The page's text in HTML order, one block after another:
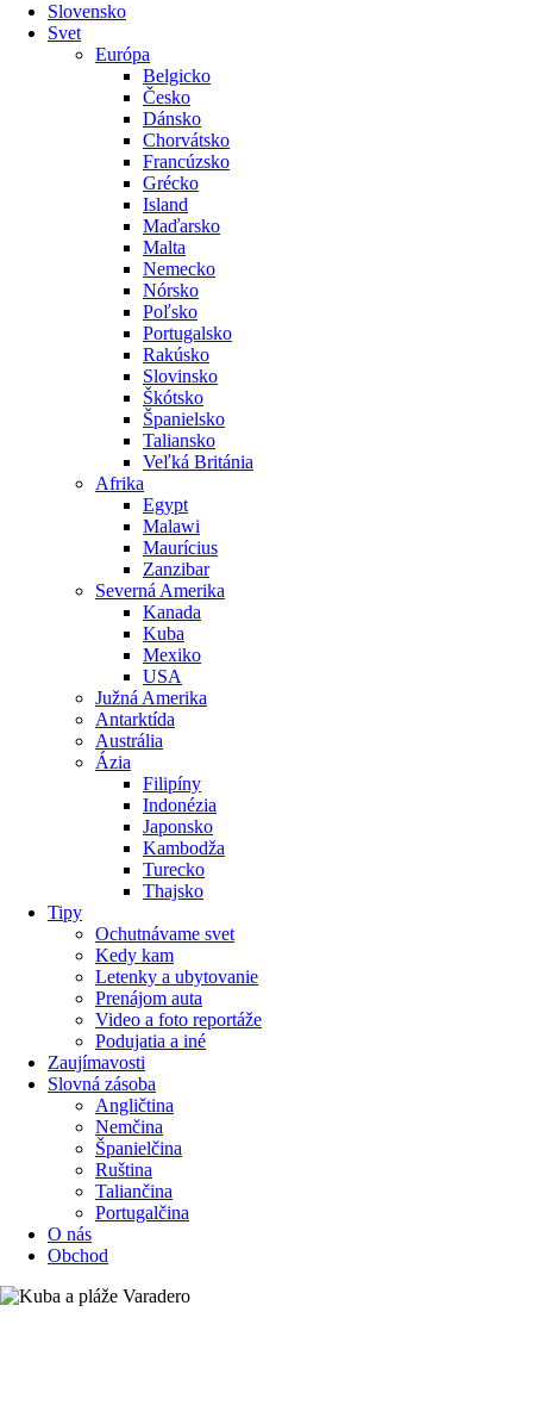
Slovensko
Svet
Európa
Belgicko
Česko
Dánsko
Chorvátsko
Francúzsko
Grécko
Island
Maďarsko
Malta
Nemecko
Nórsko
Poľsko
Portugalsko
Rakúsko
Slovinsko
Škótsko
Španielsko
Taliansko
Veľká Británia
Afrika
Egypt
Malawi
Maurícius
Zanzibar
Severná Amerika
Kanada
Kuba
Mexiko
USA
Južná Amerika
Antarktída
Austrália
Ázia
Filipíny
Indonézia
Japonsko
Kambodža
Turecko
Thajsko
Tipy
Ochutnávame svet
Kedy kam
Letenky a ubytovanie
Prenájom auta
Video a foto reportáže
Podujatia a iné
Zaujímavosti
Slovná zásoba
Angličtina
Nemčina
Španielčina
Ruština
Taliančina
Portugalčina
O nás
Obchod